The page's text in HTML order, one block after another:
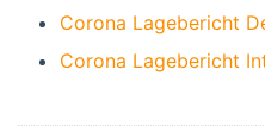
Corona Lagebericht
Corona Lagebericht